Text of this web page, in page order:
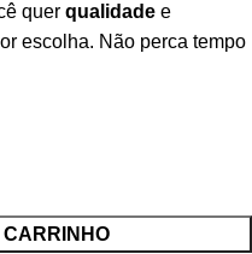
quer qualidade e
escolha. Não perca tempo